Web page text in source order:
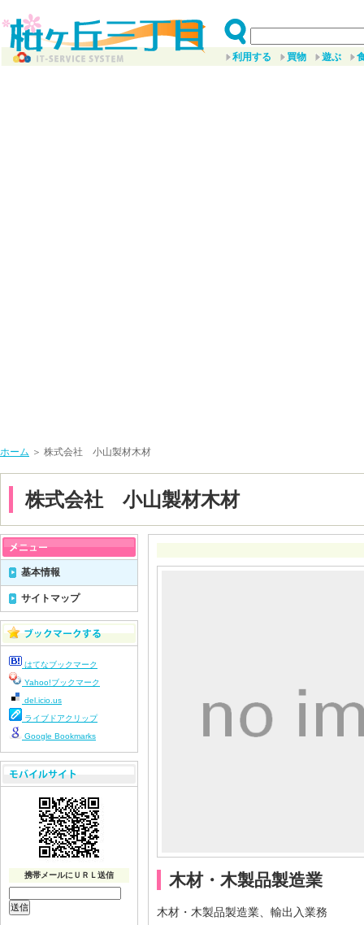
利用する 買物 遊ぶ
ホーム ＞ 株式会社 小山製材木材
株式会社 小山製材木材
木材・木製品製造業
木材・木製品製造業、輸出入業務
基本情報
サイトマップ
はてなブックマーク
Yahoo!ブックマーク
del.icio.us
ライブドアクリップ
Google Bookmarks
携帯メールにＵＲＬ送信